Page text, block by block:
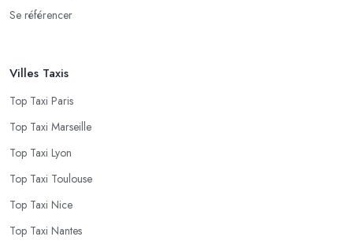
Se référencer
Villes Taxis
Top Taxi Paris
Top Taxi Marseille
Top Taxi Lyon
Top Taxi Toulouse
Top Taxi Nice
Top Taxi Nantes